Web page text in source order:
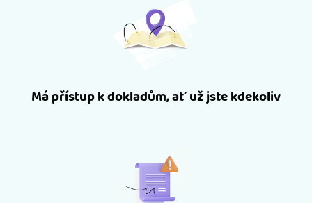
Má přístup k dokladům, ať už jste kdekoliv